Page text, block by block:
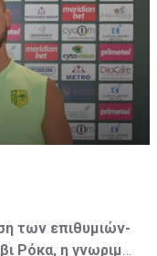
το τρέχον
των επιθυμιών-
Ρόκα, η γνωριμία